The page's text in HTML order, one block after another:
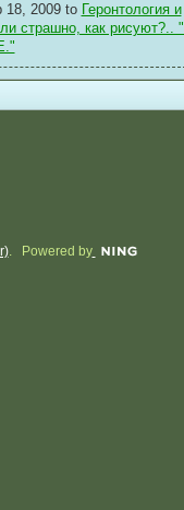
2009 to Геронтология и
страшно, как рисуют?..
. Powered by